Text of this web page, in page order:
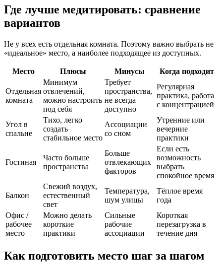
Где лучше медитировать: сравнение
вариантов
Не у всех есть отдельная комната. Поэтому важно выбрать не
«идеальное» место, а наиболее подходящее из доступных.
Место Плюсы Минусы Когда подходит
Отдельная
комната
Минимум
отвлечений,
можно настроить
под себя
Требует
пространства,
не всегда
доступно
Регулярная
практика, работа
с концентрацией
Угол в
спальне
Тихо, легко
создать
стабильное место
Ассоциации
со сном
Утренние или
вечерние
практики
Гостиная
Часто больше
пространства
Больше
отвлекающих
факторов
Если есть
возможность
выбрать
спокойное время
Балкон
Свежий воздух,
естественный
свет
Температура,
шум улицы
Тёплое время
года
Офис /
рабочее
место
Можно делать
короткие
практики
Сильные
рабочие
ассоциации
Короткая
перезагрузка в
течение дня
Как подготовить место шаг за шагом